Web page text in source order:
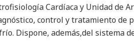
Cardíaca y Unidad de
control y tratamiento de
Dispone, además,del sistema